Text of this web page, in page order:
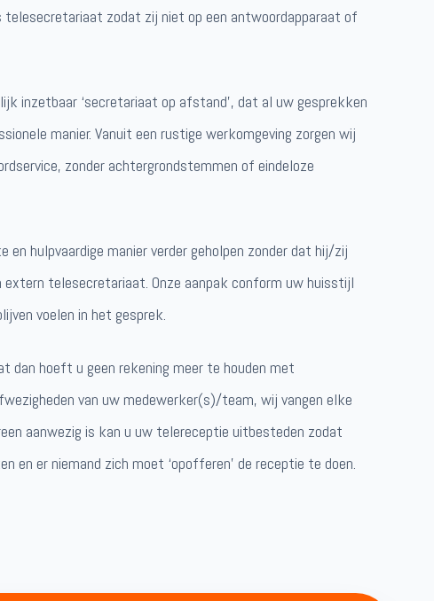
telesecretariaat zodat zij niet op een antwoordapparaat of
inzetbaar ‘secretariaat op afstand’, dat al uw gesprekken
manier. Vanuit een rustige werkomgeving zorgen wij
zonder achtergrondstemmen of eindeloze
en hulpvaardige manier verder geholpen zonder dat hij/zij
telesecretariaat. Onze aanpak conform uw huisstijl
voelen in het gesprek.
dan hoeft u geen rekening meer te houden met
van uw medewerker(s)/team, wij vangen elke
aanwezig is kan u uw telereceptie uitbesteden zodat
en er niemand zich moet ‘opofferen’ de receptie te doen.